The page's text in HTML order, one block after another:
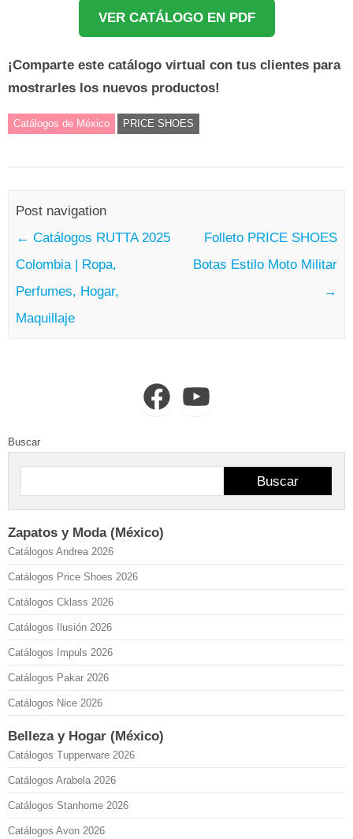
VER CATÁLOGO EN PDF
¡Comparte este catálogo virtual con tus clientes para
mostrarles los nuevos productos!
Catálogos de México PRICE SHOES
Post navigation
← Catálogos RUTTA 2025
Colombia | Ropa,
Perfumes, Hogar,
Maquillaje
Folleto PRICE SHOES
Botas Estilo Moto Militar
→
FacebookYouTube
Buscar
Buscar
Zapatos y Moda (México)
Catálogos Andrea 2026
Catálogos Price Shoes 2026
Catálogos Cklass 2026
Catálogos Ilusión 2026
Catálogos Impuls 2026
Catálogos Pakar 2026
Catálogos Nice 2026
Belleza y Hogar (México)
Catálogos Tupperware 2026
Catálogos Arabela 2026
Catálogos Stanhome 2026
Catálogos Avon 2026